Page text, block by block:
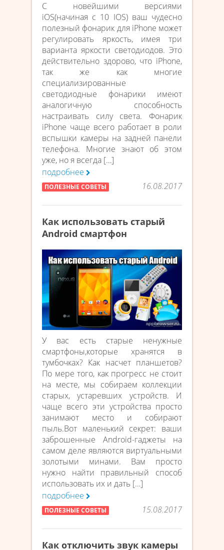
С новейшими версиями
iOS(начиная с 10 IOS) ваш чудесно
полезный фонарик для iPhone может
регулировать яркость, имея три
варианта яркости светодиодов. Это
действительно здорово, что iPhone,
так же как многие
специализированные
светодиодные фонарики имеют
аналогичную способность
настраивать силу света. Фонарик
iPhone чаще всего работает в роли
вспышки камеры на задней панели
телефона. Многие знают об этом
уже, но я всегда […]
подробнее
ПОЛЕЗНЫЕ СОВЕТЫ 16.08.2017
Как использовать старый
Android смартфон
У вас есть старые ненужные
смартфоны,которые хранятся в
тумбочках? Как насчет планшетов?
По мере того, как прогресс не стоит
на месте, мы собираем коллекции
старых, устаревших устройств. И
чаще всего эти устройства просто
занимают место и собирают
пыль.Вот маленький секрет: ваши
заброшенные Android-гаджеты на
самом деле являются виртуальными
золотыми минами. Вам просто
нужно найти правильный способ
использовать их и дать […]
подробнее
ПОЛЕЗНЫЕ СОВЕТЫ 15.08.2017
Как отключить звук камеры